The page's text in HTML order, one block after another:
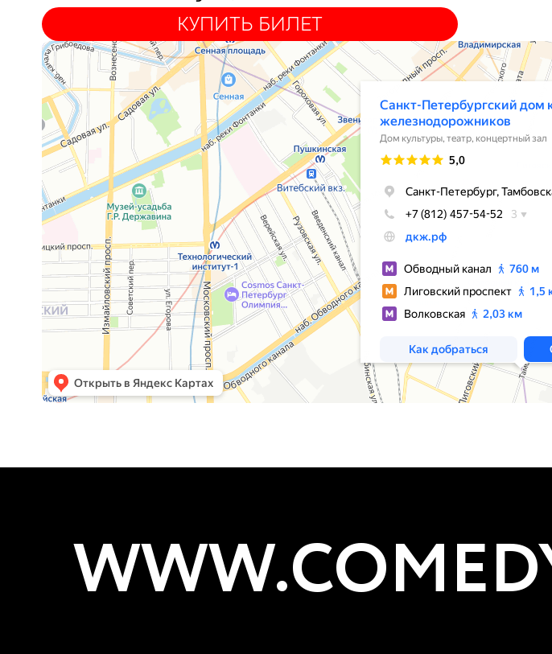
КУПИТЬ БИЛЕТ